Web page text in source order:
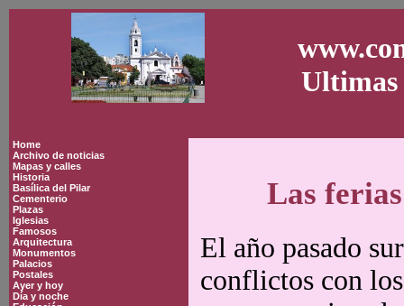
Ultimas
Home
Archivo de noticias
Mapas y calles
Historia
Basílica del Pilar
Cementerio
Plazas
Iglesias
Famosos
Arquitectura
Monumentos
Palacios
Postales
Ayer y hoy
Día y noche
Las
El año pasado
conflictos con